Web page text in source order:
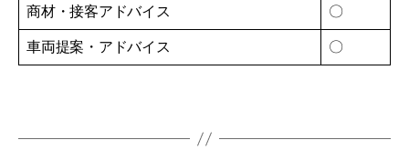
商材・接客アドバイス 〇
車両提案・アドバイス 〇